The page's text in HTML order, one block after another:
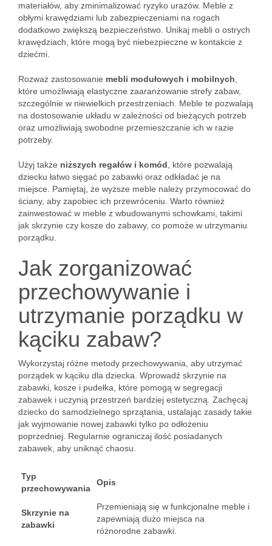
materiałów, aby zminimalizować ryzyko urazów. Meble z
obłymi krawędziami lub zabezpieczeniami na rogach
dodatkowo zwiększą bezpieczeństwo. Unikaj mebli o ostrych
krawędziach, które mogą być niebezpieczne w kontakcie z
dziećmi.
Rozważ zastosowanie mebli modułowych i mobilnych
które umożliwiają elastyczne zaaranżowanie strefy zabaw,
szczególnie w niewielkich przestrzeniach. Meble te pozwalają
na dostosowanie układu w zależności od bieżących potrzeb
oraz umożliwiają swobodne przemieszczanie ich w razie
potrzeby.
Użyj także niższych regałów i komód , które pozwalają
dziecku łatwo sięgać po zabawki oraz odkładać je na
miejsce. Pamiętaj, że wyższe meble należy przymocować do
ściany, aby zapobiec ich przewróceniu. Warto również
zainwestować w meble z wbudowanymi schowkami, takimi
jak skrzynie czy kosze do zabawy, co pomoże w utrzymaniu
porządku.
Jak zorganizować
przechowywanie i
utrzymanie porządku w
kąciku zabaw?
Wykorzystaj różne metody przechowywania, aby utrzymać
porządek w kąciku dla dziecka. Wprowadź skrzynie na
zabawki, kosze i pudełka, które pomogą w segregacji
zabawek i uczynią przestrzeń bardziej estetyczną. Zachęcaj
dziecko do samodzielnego sprzątania, ustalając zasady takie
jak wyjmowanie nowej zabawki tylko po odłożeniu
poprzedniej. Regularnie ograniczaj ilość posiadanych
zabawek, aby uniknąć chaosu.
Typ
przechowywania
Opis
Skrzynie na
zabawki
Przemieniają się w funkcjonalne meble i
zapewniają dużo miejsca na
różnorodne zabawki.